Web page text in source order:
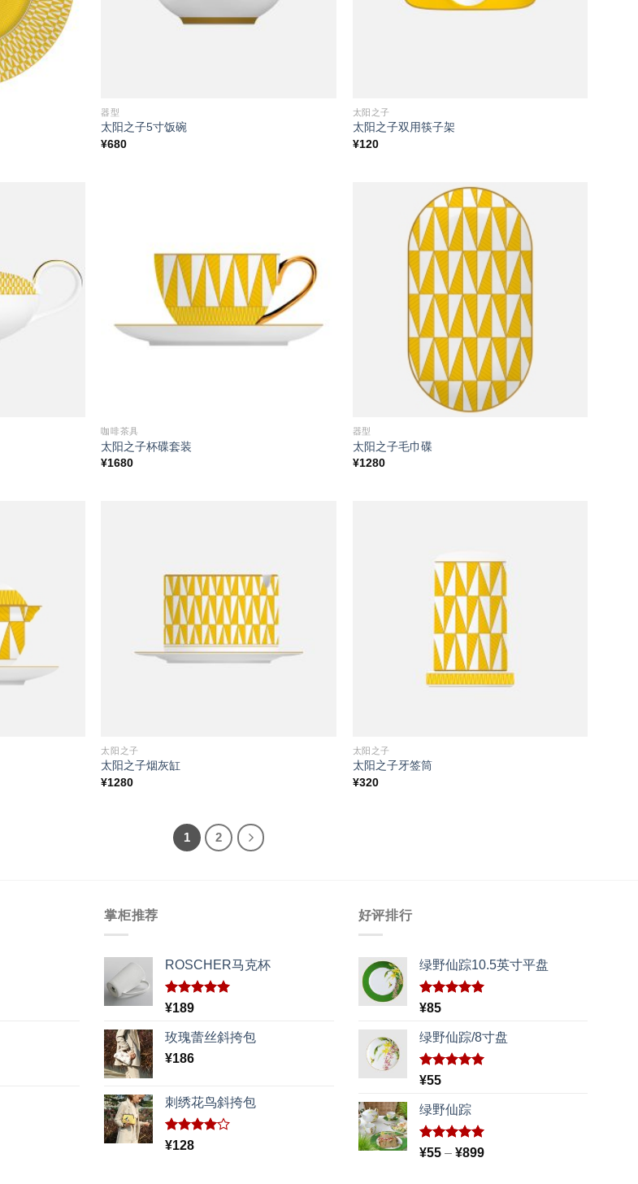
器型
太阳之子5寸饭碗
¥680
太阳之子
太阳之子双用筷子架
¥120
wishlist
Add to
wishlist
咖啡茶具
太阳之子杯碟套装
¥1680
器型
太阳之子毛巾碟
¥1280
太阳之子
太阳之子烟灰缸
¥1280
太阳之子
太阳之子牙签筒
¥320
1 2
掌柜推荐
ROSCHER马克杯
评分
¥189
玫瑰蕾丝斜挎包
¥186
刺绣花鸟斜挎包
评分
¥128
好评排行
绿野仙踪10.5英寸平盘
评分
¥85
绿野仙踪/8寸盘
评分
¥55
绿野仙踪
评分5.00
¥55 – ¥899价